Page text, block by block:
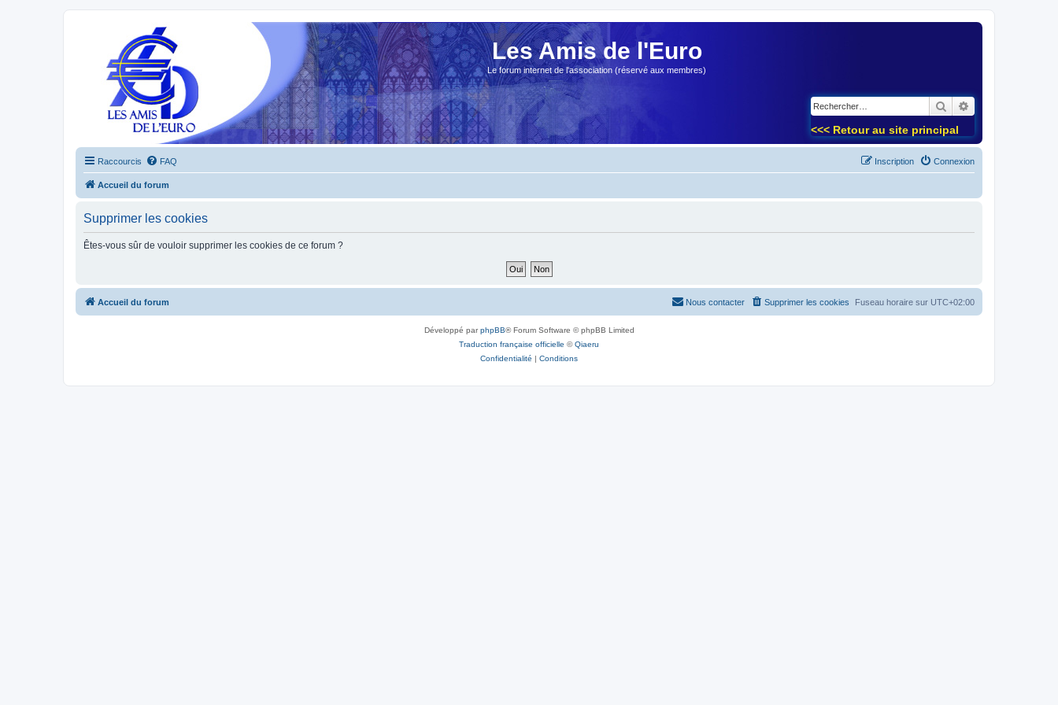
Les Amis de l'Euro
Le forum internet de l'association (réservé aux membres)
Rechercher
<<< Retour au site principal
Raccourcis FAQ Connexion
Inscription
Accueil du forum
Supprimer les cookies
Êtes-vous sûr de vouloir supprimer les cookies de ce forum ?
Accueil du forum Fuseau horaire sur UTC+02:00
Supprimer les cookies
Nous contacter
Développé parphpBB® Forum Software © phpBB Limited
Traduction française officielle ©Qiaeru
Confidentialité | Conditions